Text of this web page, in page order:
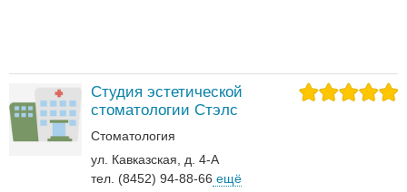
Студия эстетической
стоматологии Стэлс
Стоматология
ул. Кавказская, д. 4-А
тел. (8452) 94-88-66 ещё